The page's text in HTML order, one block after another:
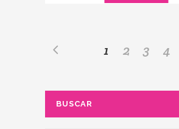
1 2 3 4
BUSCAR